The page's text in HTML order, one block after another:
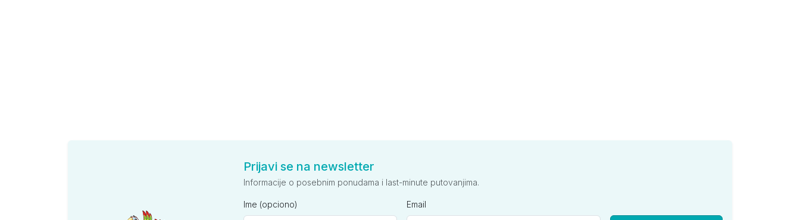
Prijavi se na newsletter
Informacije o posebnim ponudama i last-minute putovanjima.
Ime (opciono) Email